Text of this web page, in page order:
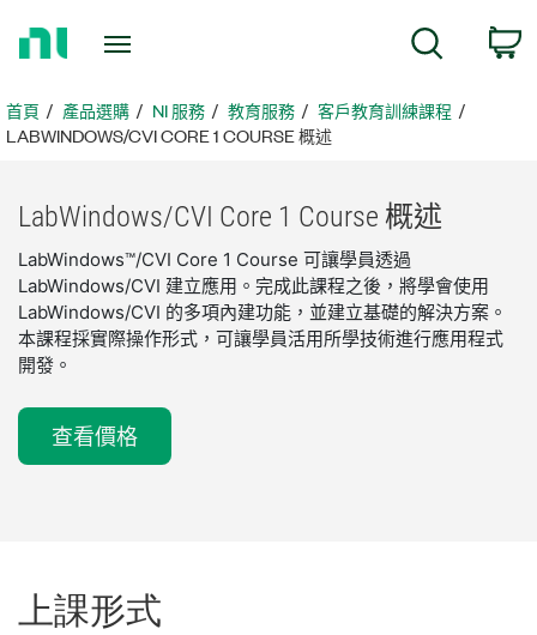
頁首頁 產品選購 NI 服務 教育服務
客戶教育訓練課程
LABWINDOWS/CVI CORE 1 COURSE 概述
LabWindows/CVI Core 1 Course 概述
LabWindows™/CVI Core 1 Course 可讓學員透過
LabWindows/CVI 建立應用。完成此課程之後，將學會使用
LabWindows/CVI 的多項內建功能，並建立基礎的解決方案。
本課程採實際操作形式，可讓學員活用所學技術進行應用程式
開發。
查看價格
上課形式